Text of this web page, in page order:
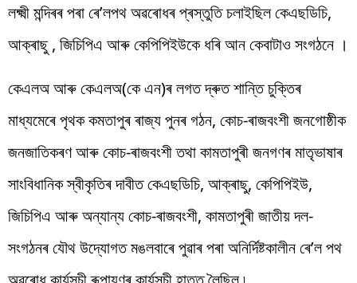
লক্ষ্মী মন্দিৰৰ পৰা ৰে’লপথ অৱৰোধৰ প্ৰস্তুতি চলাইছিল কেএছডিচি,
আক্ৰাছু , জিচিপিএ আৰু কেপিপিইউকে ধৰি আন কেবাটাও সংগঠনে ।
কেএলঅ আৰু কেএলঅ(কে এন)ৰ লগত দ্ৰুত শান্তি চুক্তিৰ
মাধ্যমেৰে পৃথক কমতাপুৰ ৰাজ্য পুনৰ গঠন, কোচ-ৰাজবংশী জনগোষ্ঠীক
জনজাতিকৰণ আৰু কোচ-ৰাজবংশী তথা কামতাপুৰী জনগণৰ মাতৃভাষাৰ
সাংবিধানিক স্বীকৃতিৰ দাবীত কেএছডিচি, আক্ৰাছু, কেপিপিইউ,
জিচিপিএ আৰু অন্যান্য কোচ-ৰাজবংশী, কামতাপুৰী জাতীয় দল-
সংগঠনৰ যৌথ উদ্যোগত মঙলবাৰে পুৱাৰ পৰা অনিৰ্দিষ্টকালীন ৰে’ল পথ